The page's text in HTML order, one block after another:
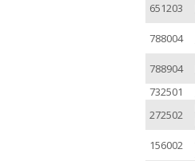
651203
788004
788904
732501
272502
156002